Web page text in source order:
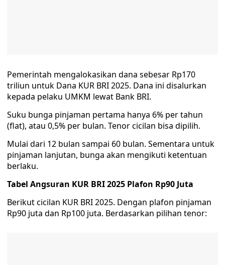
Pemerintah mengalokasikan dana sebesar Rp170
triliun untuk Dana KUR BRI 2025. Dana ini disalurkan
kepada pelaku UMKM lewat Bank BRI.
Suku bunga pinjaman pertama hanya 6% per tahun
(flat), atau 0,5% per bulan. Tenor cicilan bisa dipilih.
Mulai dari 12 bulan sampai 60 bulan. Sementara untuk
pinjaman lanjutan, bunga akan mengikuti ketentuan
berlaku.
Tabel Angsuran KUR BRI 2025 Plafon Rp90 Juta
Berikut cicilan KUR BRI 2025. Dengan plafon pinjaman
Rp90 juta dan Rp100 juta. Berdasarkan pilihan tenor: